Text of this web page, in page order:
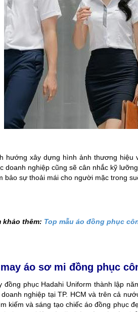
hướng xây dựng hình ảnh thương hiệu
doanh nghiệp cũng sẽ cân nhắc kỹ
bảo sự thoải mái cho người mặc trong
khảo thêm: Top mẫu áo đồng phục
áo sơ mi đồng phục
đồng phục Hadahi Uniform thành lập
nghiệp tại TP. HCM và trên cả
kiếm và sáng tạo chiếc áo đồng phục